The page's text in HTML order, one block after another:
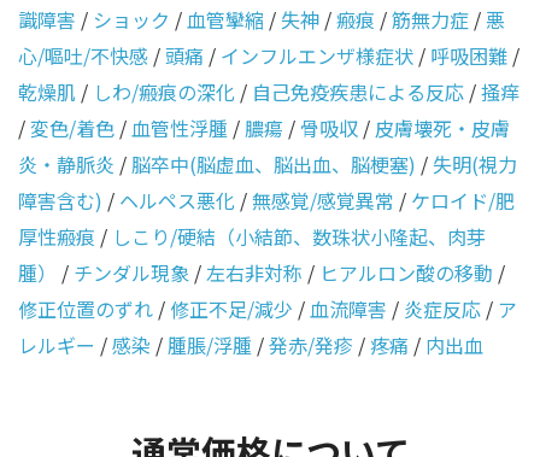
識障害 / ショック /血管攣縮 /失神 /瘢痕 /筋無力症 /悪
心/嘔吐/不快感 /頭痛 / インフルエンザ様症状 / 呼吸困難 /
乾燥肌 / しわ/瘢痕の深化 / 自己免疫疾患による反応 /掻痒
/変色/着色 /血管性浮腫 /膿瘍 / 骨吸収 / 皮膚壊死・皮膚
炎・静脈炎 /脳卒中(脳虚血、脳出血、脳梗塞) /失明(視力
障害含む) / ヘルペス悪化 /無感覚/感覚異常 / ケロイド/肥
厚性瘢痕 / しこり/硬結（小結節、数珠状小隆起、肉芽
腫）
/ チンダル現象 /左右非対称 / ヒアルロン酸の移動 /
修正位置のずれ /修正不足/減少 /血流障害 / 炎症反応 / ア
レルギー /感染 /腫脹/浮腫 /発赤/発疹 /疼痛 / 内出血